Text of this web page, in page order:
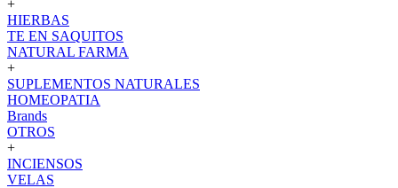
+
HIERBAS
TE EN SAQUITOS
NATURAL FARMA
+
SUPLEMENTOS NATURALES
HOMEOPATIA
Brands
OTROS
+
INCIENSOS
VELAS